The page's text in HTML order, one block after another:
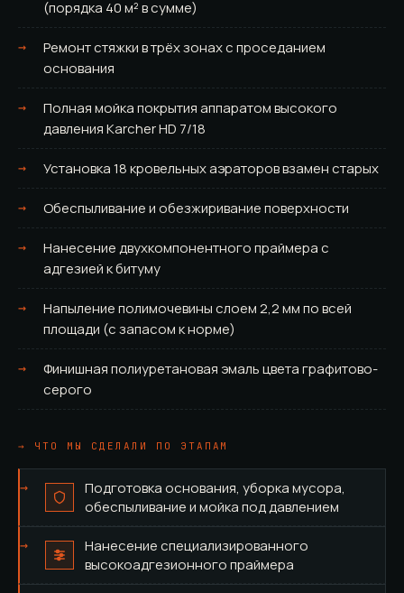
(порядка 40 м² в сумме)
Ремонт стяжки в трёх зонах с проседанием
основания
Полная мойка покрытия аппаратом высокого
давления Karcher HD 7/18
Установка 18 кровельных аэраторов взамен старых
Обеспыливание и обезжиривание поверхности
Нанесение двухкомпонентного праймера с
адгезией к битуму
Напыление полимочевины слоем 2,2 мм по всей
площади (с запасом к норме)
Финишная полиуретановая эмаль цвета графитово-
серого
→ ЧТО МЫ СДЕЛАЛИ ПО ЭТАПАМ
Подготовка основания, уборка мусора,
обеспыливание и мойка под давлением
Нанесение специализированного
высокоадгезионного праймера